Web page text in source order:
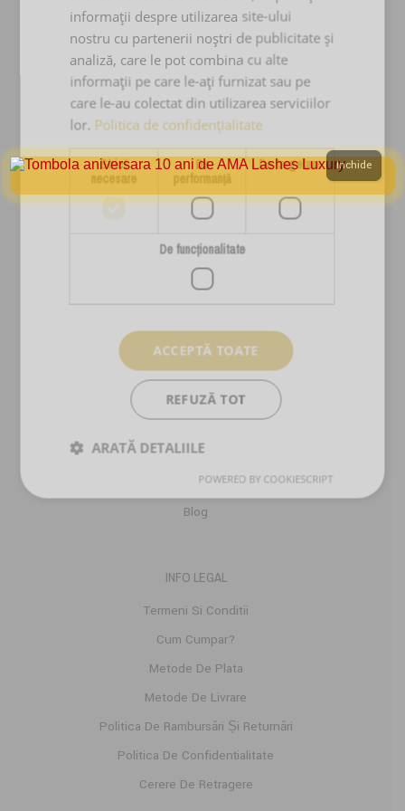
PRODUSE & SERVICII
Cursuri Extensii Gene
Extensii Gene
Kituri Extensii Gene
Adezivi Extensii Gene
Pensete Extensii Gene
Carduri Cadou
Reduceri Si Promotii
Stilizare Sprancene
SERVICII CLIENTI
Despre Noi
Comenzi
Detalii Cont
Blog
INFO LEGAL
Termeni Si Conditii
Cum Cumpar?
Metode De Plata
Metode De Livrare
Politica De Rambursări Și Returnări
Politica De Confidențialitate
Cerere De Retragere
Inchide
informații despre utilizarea site-ului
nostru cu partenerii noștri de publicitate și
analiză, care le pot combina cu alte
informații pe care le-ați furnizat sau pe
care le-au colectat din utilizarea serviciilor
lor. Politica de confidențialitate
Strict
necesare
De
performanță
De targetare
De funcţionalitate
ACCEPTĂ TOATE
REFUZĂ TOT
ARATĂ DETALIILE
POWERED BY COOKIESCRIPT